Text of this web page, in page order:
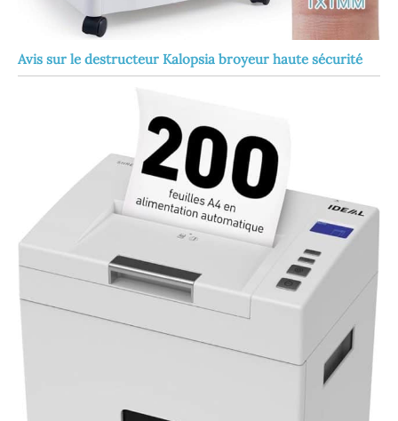
Avis sur le destructeur Kalopsia broyeur haute sécurité